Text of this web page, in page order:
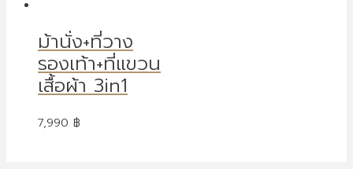
ม้านั่ง+ที่วาง
รองเท้า+ที่แขวน
เสื้อผ้า 3in1
7,990 ฿